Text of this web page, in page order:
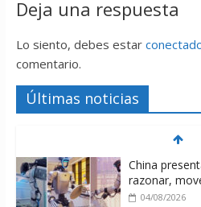
Deja una respuesta
Lo siento, debes estar
comentario.
Últimas noticias
China
razonar,
04/08/2026